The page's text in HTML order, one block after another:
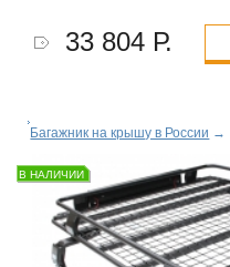
33 804 Р.
Багажник на крышу в России →
В НАЛИЧИИ